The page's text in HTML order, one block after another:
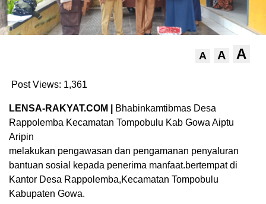
A A A
Post Views: 1,361
LENSA-RAKYAT.COM |
Bhabinkamtibmas Desa
Rappolemba Kecamatan Tompobulu Kab Gowa Aiptu
Aripin
melakukan pengawasan dan pengamanan penyaluran
bantuan sosial kepada penerima manfaat.bertempat di
Kantor Desa Rappolemba,Kecamatan Tompobulu
Kabupaten Gowa.